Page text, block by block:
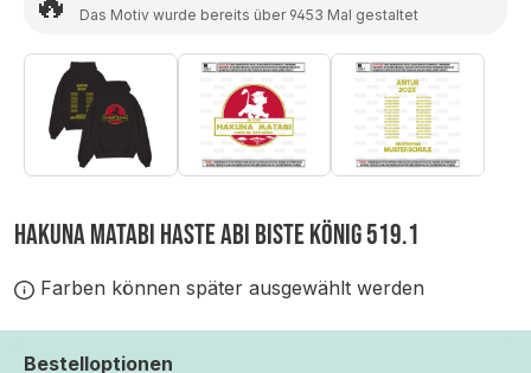
Das Motiv wurde bereits über 9453 Mal gestaltet
HAKUNA MATABI HASTE ABI BISTE KÖNIG 519.1
Farben können später ausgewählt werden
Bestelloptionen